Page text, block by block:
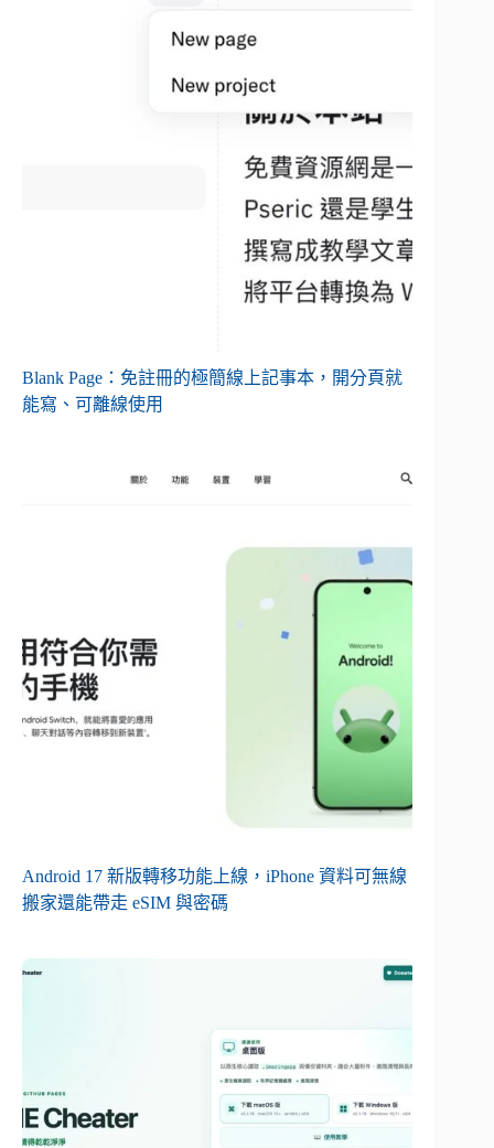
Blank Page：免註冊的極簡線上記事本，開分頁就
能寫、可離線使用
Android 17 新版轉移功能上線，iPhone 資料可無線
搬家還能帶走 eSIM 與密碼